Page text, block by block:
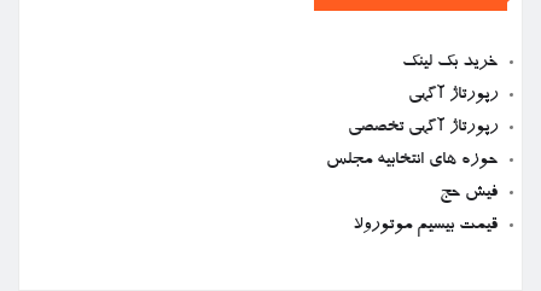
خرید بک لینک
رپورتاژ آگهی
رپورتاژ آگهی تخصصی
حوزه های انتخابیه مجلس
فیش حج
قیمت بیسیم موتورولا